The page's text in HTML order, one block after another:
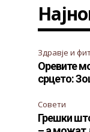
Здравје и
Оревите
срцето:
Совети
Грешки